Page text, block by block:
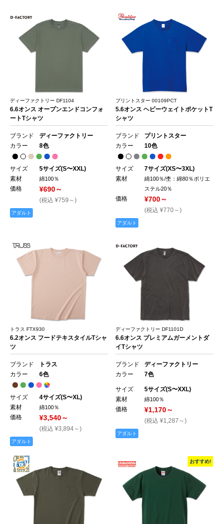
ディーファクトリー DF1104
6.6オンス オープンエンドコンフォ
ートTシャツ
ブランド
ディーファクトリー
カラー
8色
サイズ
5サイズ(S〜XXL)
素材
綿100％
価格 ¥690～
(税込 ¥759～)
アダルト
プリントスター 00109PCT
5.6オンス ヘビーウェイトポケットT
シャツ
ブランド
プリントスター
カラー
10色
サイズ
7サイズ(XS〜3XL)
素材
綿100％/杢：綿80％ポリエ
ステル20％
価格 ¥700～
(税込 ¥770～)
アダルト
トラス FTX930
6.2オンス フードテキスタイルTシャ
ツ
ブランド
トラス
カラー
6色
サイズ
4サイズ(S〜XL)
素材
綿100％
価格 ¥3,540～
(税込 ¥3,894～)
アダルト
ディーファクトリー DF1101D
6.6オンス プレミアムガーメントダ
イTシャツ
ブランド
ディーファクトリー
カラー
7色
サイズ
5サイズ(S〜XXL)
素材
綿100％
価格 ¥1,170～
(税込 ¥1,287～)
アダルト
おすすめ!